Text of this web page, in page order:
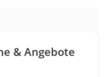
& Angebote